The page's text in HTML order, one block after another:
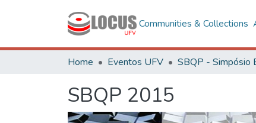
Communities & Collections
Home Eventos UFV
SBQP 2015